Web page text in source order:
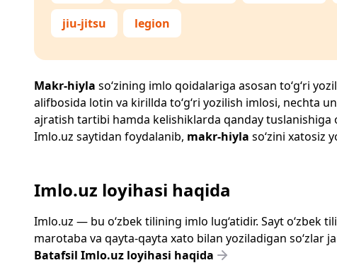
jiu-jitsu legion
Makr-hiyla so‘zining imlo qoidalariga asosan to‘g‘ri
alifbosida lotin va kirillda to‘g‘ri yozilish imlosi, nechta
ajratish tartibi hamda kelishiklarda qanday tuslanishiga
Imlo.uz saytidan foydalanib, makr-hiyla so‘zini xatosiz
Imlo.uz loyihasi haqida
Imlo.uz — bu o‘zbek tilining imlo lug‘atidir. Sayt o‘zbek
marotaba va qayta-qayta xato bilan yoziladigan so‘zlar
Batafsil Imlo.uz loyihasi haqida